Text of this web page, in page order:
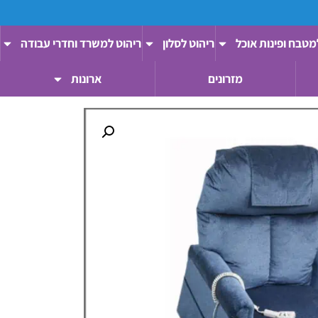
ופינות אוכל ריהוט לסלון ריהוט למשרד וחדרי עבודה
מזרונים ארונות